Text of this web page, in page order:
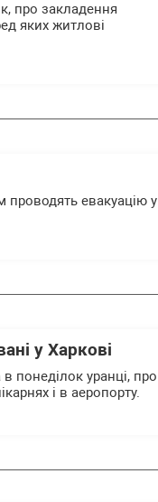
про закладення
яких житлові
проводять евакуацію у
у Харкові
понеділок уранці, про
і в аеропорту.